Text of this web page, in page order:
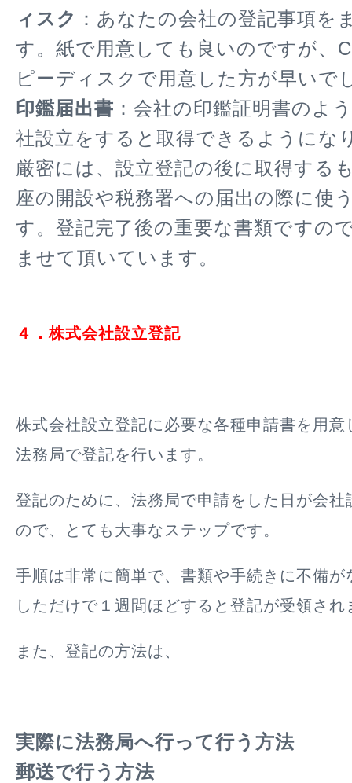
ィスク ：あなたの会社の登記事項を
す。紙で用意しても良いのですが、
ピーディスクで用意した方が早いで
印鑑届出書 ：会社の印鑑証明書のよ
社設立をすると取得できるようにな
厳密には、設立登記の後に取得する
座の開設や税務署への届出の際に使
す。登記完了後の重要な書類ですの
ませて頂いています。
４．株式会社設立登記
株式会社設立登記に必要な各種申請書を用意
法務局で登記を行います。
登記のために、法務局で申請をした日が会社
ので、とても大事なステップです。
手順は非常に簡単で、書類や手続きに不備が
しただけで１週間ほどすると登記が受領され
また、登記の方法は、
実際に法務局へ行って行う方法
郵送で行う方法